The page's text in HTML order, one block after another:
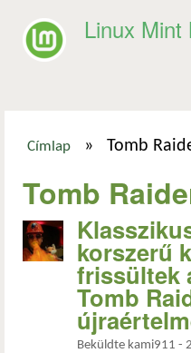
Linux Mint
Címlap » Tomb
Tomb
korszerű
frissültek
Tomb
Beküldte kami911 -